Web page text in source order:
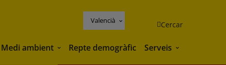
Valencià Cercar
Medi ambient Medi ambient
Repte demogràfic Serveis Serveis